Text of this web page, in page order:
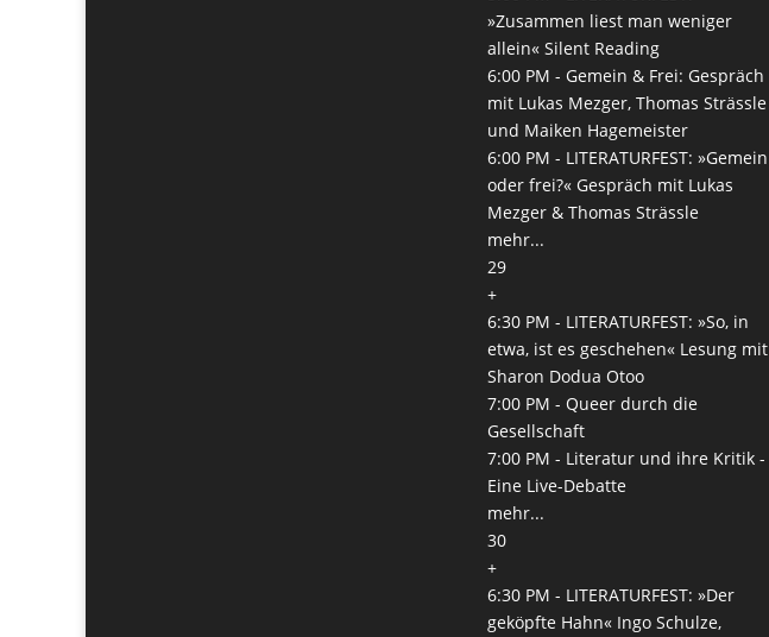
»Zusammen liest man weniger
allein« Silent Reading
6:00 PM -Gemein & Frei: Gespräch
mit Lukas Mezger, Thomas Strässle
und Maiken Hagemeister
6:00 PM - LITERATURFEST: »Gemein
oder frei?« Gespräch mit Lukas
Mezger & Thomas Strässle
mehr...
29
+
6:30 PM - LITERATURFEST: »So, in
etwa, ist es geschehen« Lesung mit
Sharon Dodua Otoo
7:00 PM -Queer durch die
Gesellschaft
7:00 PM - Literatur und ihre Kritik -
Eine Live-Debatte
mehr...
30
+
6:30 PM - LITERATURFEST: »Der
geköpfte Hahn« Ingo Schulze,